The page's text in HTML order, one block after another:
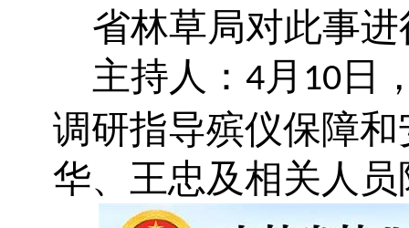
省林草局对此事
主持人： 4月 10 日
调研指导殡仪保障
华、王忠及相关人员